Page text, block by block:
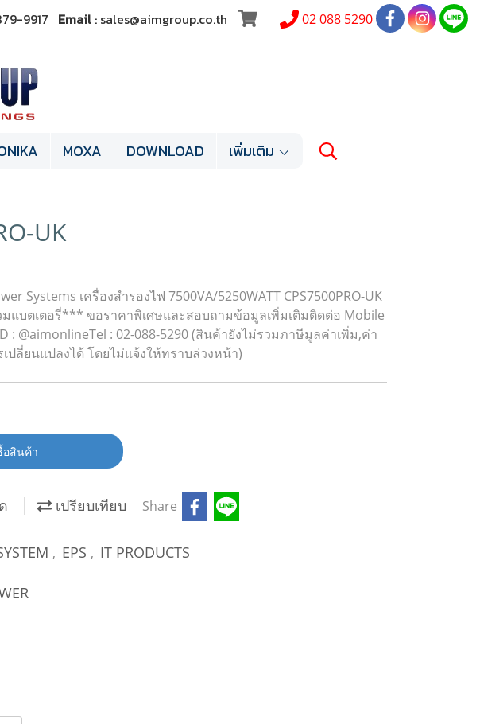
9917 Email : sales@aimgroup.co.th 02 088 5290
MOXA DOWNLOAD เพิ่มเติม
UK
Systems เครื่องสำรองไฟ 7500VA/5250WATT CPS7500PRO-UK
แบตเตอรี่*** ขอราคาพิเศษและสอบถามข้อมูลเพิ่มเติมติดต่อ Mobile
: @aimonlineTel : 02-088-5290 (สินค้ายังไม่รวมภาษีมูลค่าเพิ่ม,ค่า
ปลี่ยนแปลงได้ โดยไม่แจ้งให้ทราบล่วงหน้า)
อสินค้า
เปรียบเทียบ Share
, EPS , IT PRODUCTS